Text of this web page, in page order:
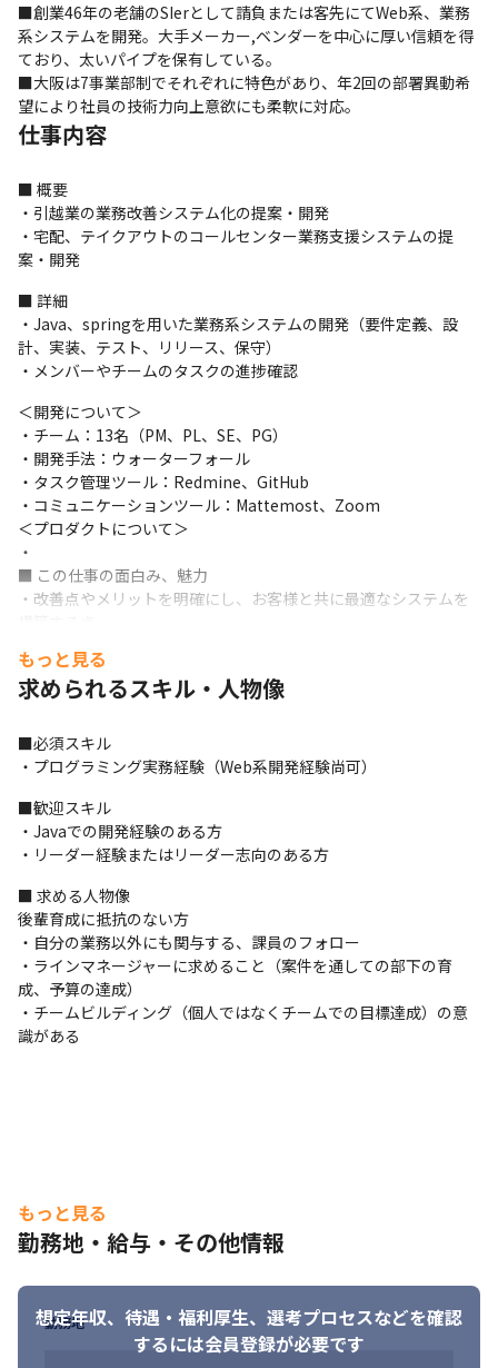
■創業46年の老舗のSIerとして請負または客先にてWeb系、業務
系システムを開発。大手メーカー,ベンダーを中心に厚い信頼を得
ており、太いパイプを保有している。
■大阪は7事業部制でそれぞれに特色があり、年2回の部署異動希
望により社員の技術力向上意欲にも柔軟に対応。
仕事内容
■ 概要
・引越業の業務改善システム化の提案・開発
・宅配、テイクアウトのコールセンター業務支援システムの提
案・開発
■ 詳細
・Java、springを用いた業務系システムの開発（要件定義、設
計、実装、テスト、リリース、保守）
・メンバーやチームのタスクの進捗確認
＜開発について＞
・チーム：13名（PM、PL、SE、PG）
・開発手法：ウォーターフォール
・タスク管理ツール：Redmine、GitHub
・コミュニケーションツール：Mattemost、Zoom
＜プロダクトについて＞
・
■ この仕事の面白み、魅力
・改善点やメリットを明確にし、お客様と共に最適なシステムを
システムを実現する点
・費用対効果が求められるため、提案を洗練していく点
もっと見る
求められるスキル・人物像
■必須スキル
・プログラミング実務経験（Web系開発経験尚可）
■歓迎スキル
・Javaでの開発経験のある方
・リーダー経験またはリーダー志向のある方
■ 求める人物像
後輩育成に抵抗のない方
・自分の業務以外にも関与する、課員のフォロー
・ラインマネージャーに求めること（案件を通しての部下の育
成、予算の達成）
・チームビルディング（個人ではなくチームでの目標達成）の意
識がある
もっと見る
勤務地・給与・その他情報
想定年収、待遇・福利厚生、 選考プロセスなどを確認
するには会員登録が必要です
勤務地